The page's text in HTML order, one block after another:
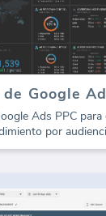
Ads PPC para
por